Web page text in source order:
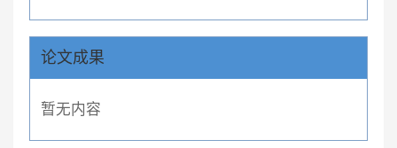
论文成果
暂无内容